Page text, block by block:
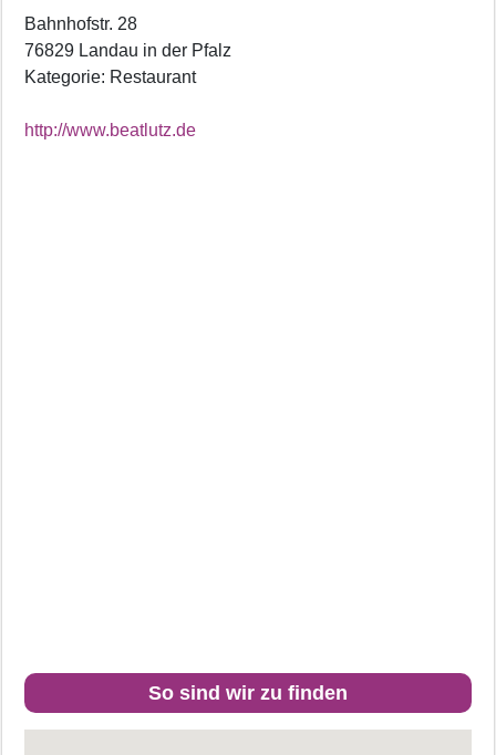
Bahnhofstr. 28
76829 Landau in der Pfalz
Kategorie: Restaurant
http://www.beatlutz.de
So sind wir zu finden